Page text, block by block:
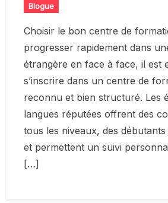
Blogue
Choisir le bon centre de
progresser rapidement dans
étrangère en face à face, il est
s’inscrire dans un centre de
reconnu et bien structuré. Les
langues réputées offrent des
tous les niveaux, des
et permettent un suivi
[…]